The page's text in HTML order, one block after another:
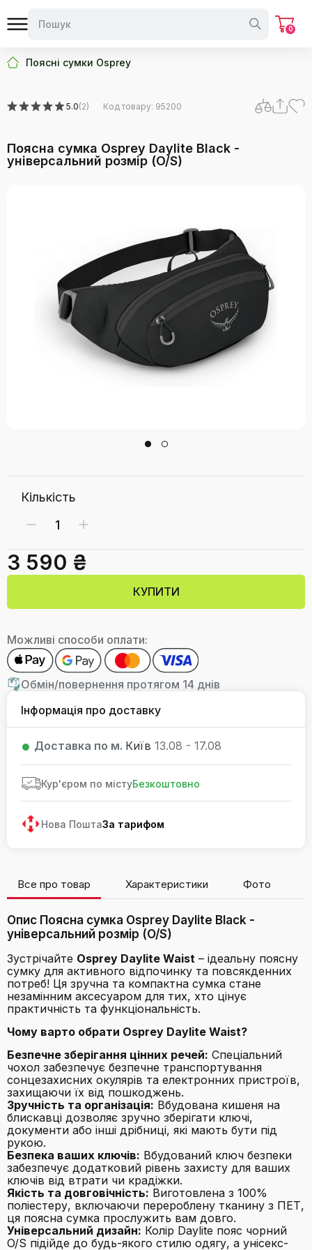
0
Поясні сумки Osprey
5.0(2) Код товару: 95200
Поясна сумка Osprey Daylite Black -
універсальний розмір (O/S)
Кількість
3 590 ₴
КУПИТИ
Можливі способи оплати:
Обмін/повернення протягом 14 днів
Інформація про доставку
Доставка по м. Київ 13.08 - 17.08
Кур'єром по містуБезкоштовно
Нова ПоштаЗа тарифом
Все про товар Характеристики Фото
Опис Поясна сумка Osprey Daylite Black -
універсальний розмір (O/S)
Зустрічайте Osprey Daylite Waist – ідеальну поясну
сумку для активного відпочинку та повсякденних
потреб! Ця зручна та компактна сумка стане
незамінним аксесуаром для тих, хто цінує
практичність та функціональність.
Чому варто обрати Osprey Daylite Waist?
Безпечне зберігання цінних речей: Спеціальний
чохол забезпечує безпечне транспортування
сонцезахисних окулярів та електронних пристроїв,
захищаючи їх від пошкоджень.
Зручність та організація: Вбудована кишеня на
блискавці дозволяє зручно зберігати ключі,
документи або інші дрібниці, які мають бути під
рукою.
Безпека ваших ключів: Вбудований ключ безпеки
забезпечує додатковий рівень захисту для ваших
ключів від втрати чи крадіжки.
Якість та довговічність: Виготовлена з 100%
поліестеру, включаючи перероблену тканину з ПЕТ,
ця поясна сумка прослужить вам довго.
Універсальний дизайн: Колір Daylite пояс чорний
O/S підійде до будь-якого стилю одягу, а унісекс-